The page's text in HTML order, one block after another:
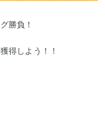
勝負！
得しよう！！